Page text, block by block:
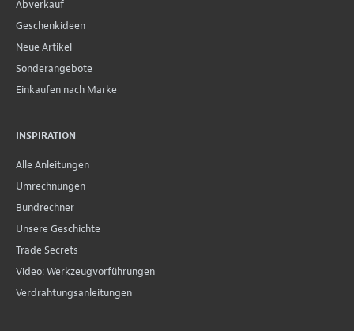
Abverkauf
Geschenkideen
Neue Artikel
Sonderangebote
Einkaufen nach Marke
INSPIRATION
Alle Anleitungen
Umrechnungen
Bundrechner
Unsere Geschichte
Trade Secrets
Video: Werkzeugvorführungen
Verdrahtungsanleitungen